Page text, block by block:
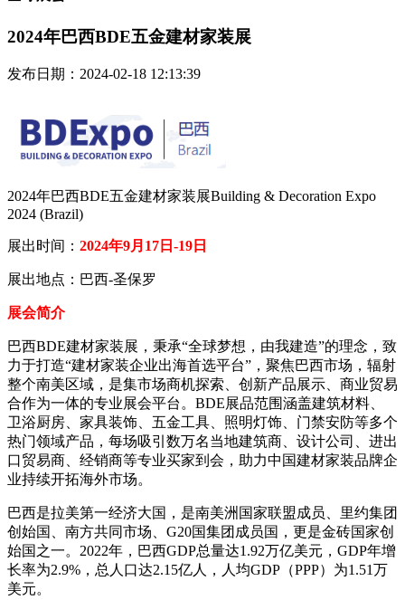
2024年巴西BDE五金建材家装展
发布日期：2024-02-18 12:13:39
2024年巴西BDE五金建材家装展Building & Decoration Expo
2024 (Brazil)
展出时间： 2024年9月17日-19日
展出地点：巴西-圣保罗
展会简介
巴西BDE建材家装展，秉承“全球梦想，由我建造”的理念，致
力于打造“建材家装企业出海首选平台”，聚焦巴西市场，辐射
整个南美区域，是集市场商机探索、创新产品展示、商业贸易
合作为一体的专业展会平台。BDE展品范围涵盖建筑材料、
卫浴厨房、家具装饰、五金工具、照明灯饰、门禁安防等多个
热门领域产品，每场吸引数万名当地建筑商、设计公司、进出
口贸易商、经销商等专业买家到会，助力中国建材家装品牌企
业持续开拓海外市场。
巴西是拉美第一经济大国，是南美洲国家联盟成员、里约集团
创始国、南方共同市场、G20国集团成员国，更是金砖国家创
始国之一。2022年，巴西GDP总量达1.92万亿美元，GDP年增
长率为2.9%，总人口达2.15亿人，人均GDP（PPP）为1.51万
美元。